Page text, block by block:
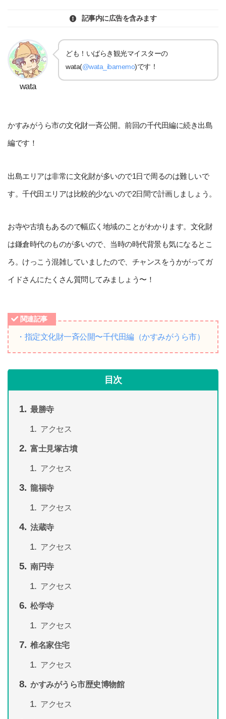
記事内に広告を含みます
wata
ども！いばらき観光マイスターの
wata(@wata_ibamemo)です！
かすみがうら市の文化財一斉公開。前回の千代田編に続き出島
編です！
出島エリアは非常に文化財が多いので1日で周るのは難しいで
す。千代田エリアは比較的少ないので2日間で計画しましょう。
お寺や古墳もあるので幅広く地域のことがわかります。文化財
は鎌倉時代のものが多いので、当時の時代背景も気になるとこ
ろ。けっこう混雑していましたので、チャンスをうかがってガ
イドさんにたくさん質問してみましょう〜！
関連記事
・指定文化財一斉公開〜千代田編（かすみがうら市）
目次
最勝寺
アクセス
富士見塚古墳
アクセス
龍福寺
アクセス
法蔵寺
アクセス
南円寺
アクセス
松学寺
アクセス
椎名家住宅
アクセス
かすみがうら市歴史博物館
アクセス